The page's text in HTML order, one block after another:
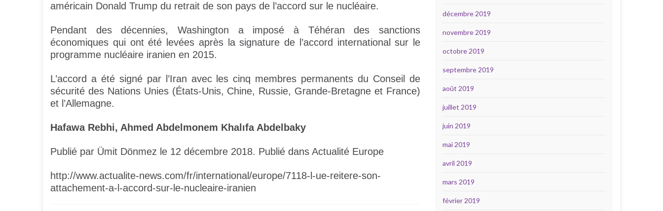
américain Donald Trump du retrait de son pays de l’accord sur le nucléaire.
Pendant des décennies, Washington a imposé à Téhéran des sanctions
économiques qui ont été levées après la signature de l’accord international sur le
programme nucléaire iranien en 2015.
L’accord a été signé par l’Iran avec les cinq membres permanents du Conseil de
sécurité des Nations Unies (États-Unis, Chine, Russie, Grande-Bretagne et France)
et l’Allemagne.
Hafawa Rebhi, Ahmed Abdelmonem Khalıfa Abdelbaky
Publié par Ümit Dönmez le 12 décembre 2018. Publié dans Actualité Europe
http://www.actualite-news.com/fr/international/europe/7118-l-ue-reitere-son-
attachement-a-l-accord-sur-le-nucleaire-iranien
décembre 2019
novembre 2019
octobre 2019
septembre 2019
août 2019
juillet 2019
juin 2019
mai 2019
avril 2019
mars 2019
février 2019